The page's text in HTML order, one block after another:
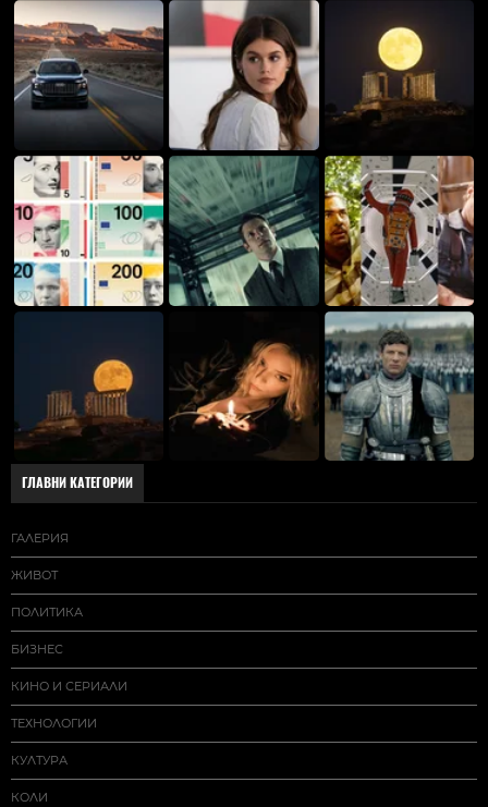
ГЛАВНИ КАТЕГОРИИ
ГАЛЕРИЯ
ЖИВОТ
ПОЛИТИКА
БИЗНЕС
КИНО И СЕРИАЛИ
ТЕХНОЛОГИИ
КУЛТУРА
КОЛИ